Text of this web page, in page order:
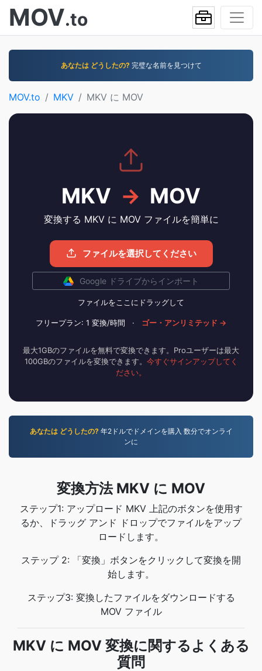
MOV.to
あなたは どうしたの?完璧な名前を見つけて
MOV.to MKV MKV に MOV
MKV → MOV
変換する MKV に MOV ファイルを簡単に
ファイルを選択してください
Google ドライブからインポート
ファイルをここにドラッグして
フリープラン: 1 変換/時間 · ゴー・アンリミテッド →
最大1GBのファイルを無料で変換できます。Proユーザーは最大
100GBのファイルを変換できます。 今すぐサインアップしてく
ださい。
あなたは どうしたの?年2ドルでドメインを購入 数分でオンライ
ンに
変換方法 MKV に MOV
ステップ1: アップロード MKV 上記のボタンを使用す
るか、ドラッグ アンド ドロップでファイルをアップ
ロードします。
ステップ 2: 「変換」ボタンをクリックして変換を開
始します。
ステップ3: 変換したファイルをダウンロードする
MOV ファイル
MKV に MOV 変換に関するよくある
質問